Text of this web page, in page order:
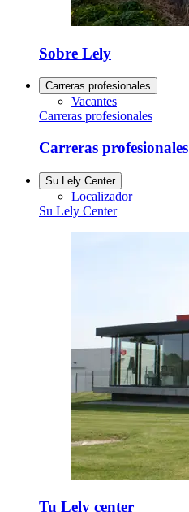
Sobre Lely
Carreras profesionales
Vacantes
Carreras profesionales
Carreras profesionales
Su Lely Center
Localizador
Su Lely Center
Tu Lely center